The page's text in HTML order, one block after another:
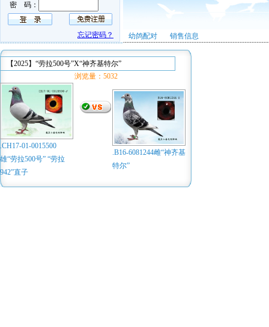
密 码：
忘记密码？ 幼鸽配对 销售信息
【2025】“劳拉500号”X“神齐基特尔”
浏览量：5032
.CH17-01-0015500
雄“劳拉500号” “劳拉
942”直子
.B16-6081244雌“神齐基
特尔”